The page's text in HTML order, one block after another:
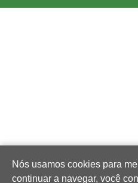
Nós usamos cookies para
continuar a navegar, você